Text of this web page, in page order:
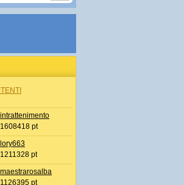
intrattenimento
1608418 pt
lory663
1211328 pt
maestrarosalba
1126395 pt